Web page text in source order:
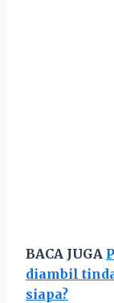
BACA JUGA
diambil
siapa?